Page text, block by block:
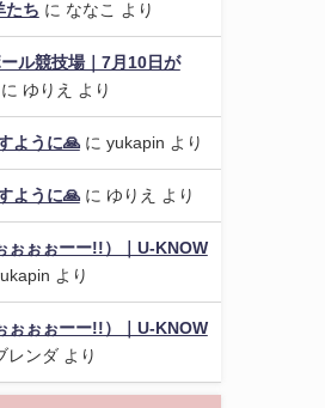
たち に ななこ より
ル競技場｜7月10日が
に ゆりえ より
ように🙏に yukapin より
ように🙏に ゆりえ より
ぉぉぉーー!!）｜U-KNOW
より
ぉぉぉーー!!）｜U-KNOW
レンダより